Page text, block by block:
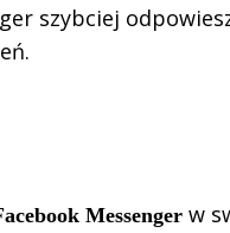
szybciej
Messenger w